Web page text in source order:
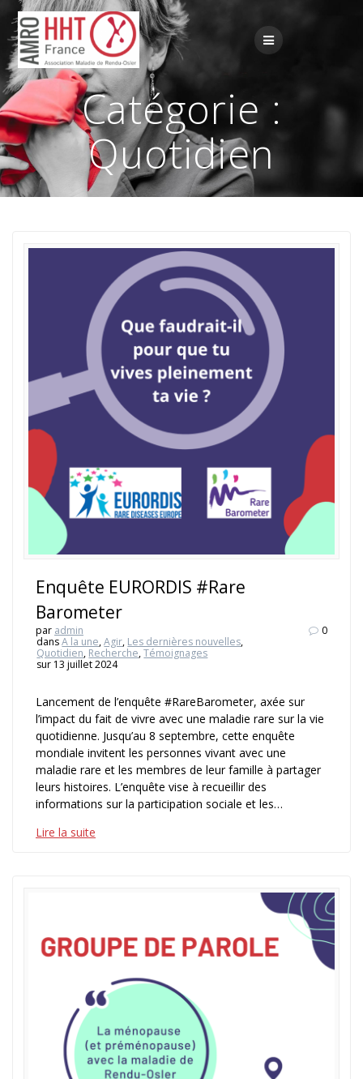
Passer
au
contenu
Catégorie :
Quotidien
Enquête EURORDIS #Rare
Barometer
par admin
dansA la une,Agir, Les dernières nouvelles,
Quotidien, Recherche,Témoignages
sur 13 juillet 2024
0
Lancement de l’enquête #RareBarometer, axée sur
l’impact du fait de vivre avec une maladie rare sur la vie
quotidienne. Jusqu’au 8 septembre, cette enquête
mondiale invitent les personnes vivant avec une
maladie rare et les membres de leur famille à partager
leurs histoires. L’enquête vise à recueillir des
informations sur la participation sociale et les…
Lire la suite